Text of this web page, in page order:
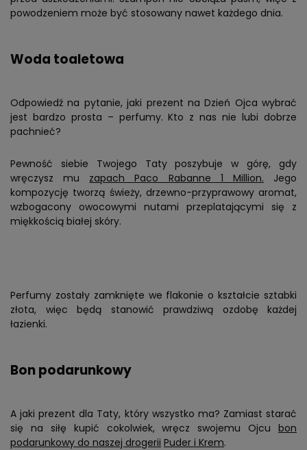
powodzeniem może być stosowany nawet każdego dnia.
Woda toaletowa
Odpowiedź na pytanie, jaki prezent na Dzień Ojca wybrać
jest bardzo prosta – perfumy. Kto z nas nie lubi dobrze
pachnieć?
Pewność siebie Twojego Taty poszybuje w górę, gdy
wręczysz mu zapach Paco Rabanne 1 Million. Jego
kompozycję tworzą świeży, drzewno-przyprawowy aromat,
wzbogacony owocowymi nutami przeplatającymi się z
miękkością białej skóry.
Perfumy zostały zamknięte we flakonie o kształcie sztabki
złota, więc będą stanowić prawdziwą ozdobę każdej
łazienki.
Bon podarunkowy
A jaki prezent dla Taty, który wszystko ma? Zamiast starać
się na siłę kupić cokolwiek, wręcz swojemu Ojcu bon
podarunkowy do naszej drogerii Puder i Krem.